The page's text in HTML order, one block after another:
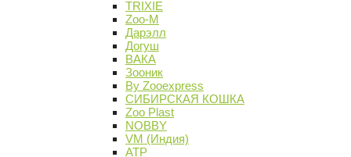
TRIXIE
Zoo-M
Дарэлл
Догуш
ВАКА
Зооник
By Zooexpress
СИБИРСКАЯ КОШКА
Zoo Plast
NOBBY
VM (Индия)
АТР